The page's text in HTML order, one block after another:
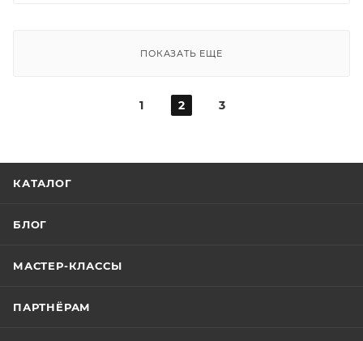
ПОКАЗАТЬ ЕЩЕ
1 2 3
КАТАЛОГ
БЛОГ
МАСТЕР-КЛАССЫ
ПАРТНЁРАМ